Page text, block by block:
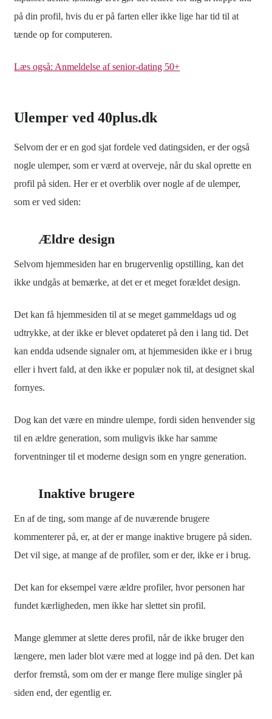
på din profil, hvis du er på farten eller ikke lige har tid til at
tænde op for computeren.
Læs også: Anmeldelse af senior-dating 50+
Ulemper ved 40plus.dk
Selvom der er en god sjat fordele ved datingsiden, er der også
nogle ulemper, som er værd at overveje, når du skal oprette en
profil på siden. Her er et overblik over nogle af de ulemper,
som er ved siden:
Ældre design
Selvom hjemmesiden har en brugervenlig opstilling, kan det
ikke undgås at bemærke, at det er et meget forældet design.
Det kan få hjemmesiden til at se meget gammeldags ud og
udtrykke, at der ikke er blevet opdateret på den i lang tid. Det
kan endda udsende signaler om, at hjemmesiden ikke er i brug
eller i hvert fald, at den ikke er populær nok til, at designet skal
fornyes.
Dog kan det være en mindre ulempe, fordi siden henvender sig
til en ældre generation, som muligvis ikke har samme
forventninger til et moderne design som en yngre generation.
Inaktive brugere
En af de ting, som mange af de nuværende brugere
kommenterer på, er, at der er mange inaktive brugere på siden.
Det vil sige, at mange af de profiler, som er der, ikke er i brug.
Det kan for eksempel være ældre profiler, hvor personen har
fundet kærligheden, men ikke har slettet sin profil.
Mange glemmer at slette deres profil, når de ikke bruger den
længere, men lader blot være med at logge ind på den. Det kan
derfor fremstå, som om der er mange flere mulige singler på
siden end, der egentlig er.